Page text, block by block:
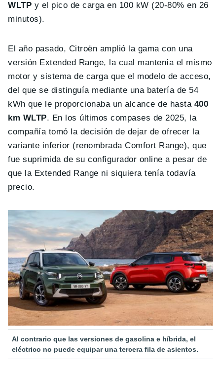
WLTP y el pico de carga en 100 kW (20-80% en 26
minutos).
El año pasado, Citroën amplió la gama con una
versión Extended Range, la cual mantenía el mismo
motor y sistema de carga que el modelo de acceso,
del que se distinguía mediante una batería de 54
kWh que le proporcionaba un alcance de hasta 400
km WLTP. En los últimos compases de 2025, la
compañía tomó la decisión de dejar de ofrecer la
variante inferior (renombrada Comfort Range), que
fue suprimida de su configurador online a pesar de
que la Extended Range ni siquiera tenía todavía
precio.
Al contrario que las versiones de gasolina e híbrida, el
eléctrico no puede equipar una tercera fila de asientos.